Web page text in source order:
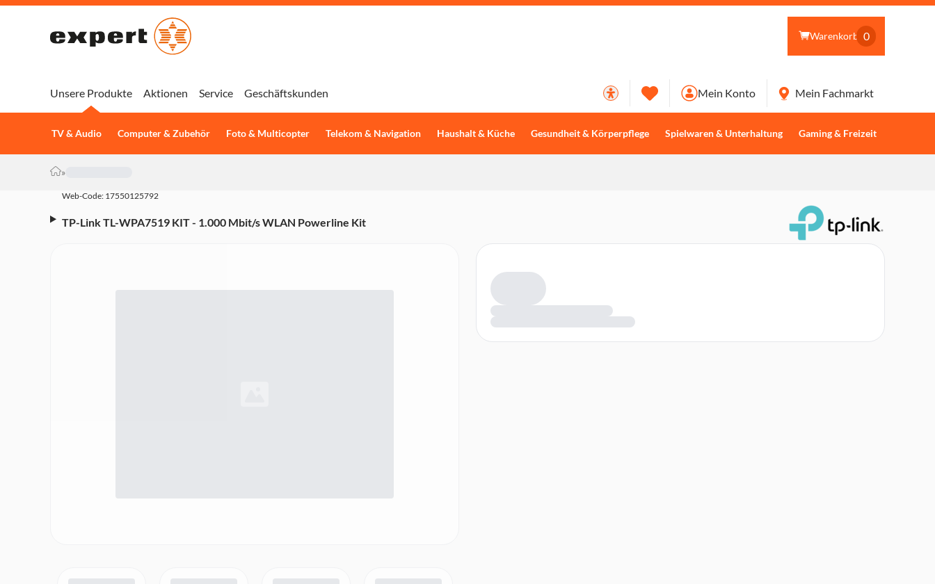
Warenkorb 0
Unsere Produkte
TV & Audio Computer & Zubehör Foto & Multicopter Telekom & Navigation Haushalt & Küche Gesundheit & Körperpflege Spielwaren & Unterhaltung Gaming & Freizeit
Aktionen Service Geschäftskunden Mein Konto Mein Fachmarkt
»
Web-Code: 17550125792
TP-Link TL-WPA7519 KIT - 1.000 Mbit/s WLAN Powerline Kit